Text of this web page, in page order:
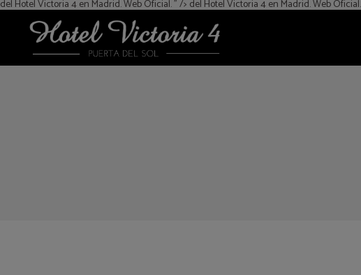
del Hotel Victoria 4 en Madrid. Web Oficial. " /> del Hotel Victoria 4 en Madrid. Web
del Hotel Victoria 4 en Madrid. Web Oficial.